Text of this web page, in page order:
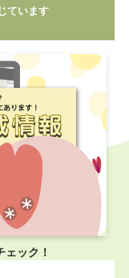
ています
ック！